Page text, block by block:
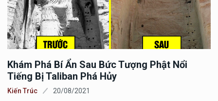
Khám Phá Bí Ẩn Sau Bức Tượng Phật Nổi
Tiếng Bị Taliban Phá Hủy
Kiến Trúc 20/08/2021